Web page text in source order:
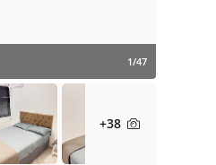
1/47
+38